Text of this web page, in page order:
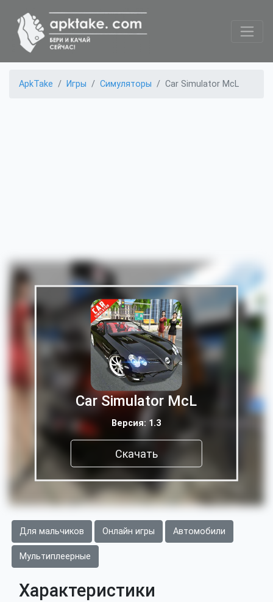
ApkTake Игры Симуляторы Car Simulator McL
Car Simulator McL
Версия: 1.3
Скачать
Для мальчиков Онлайн игры Автомобили
Мультиплеерные
Характеристики